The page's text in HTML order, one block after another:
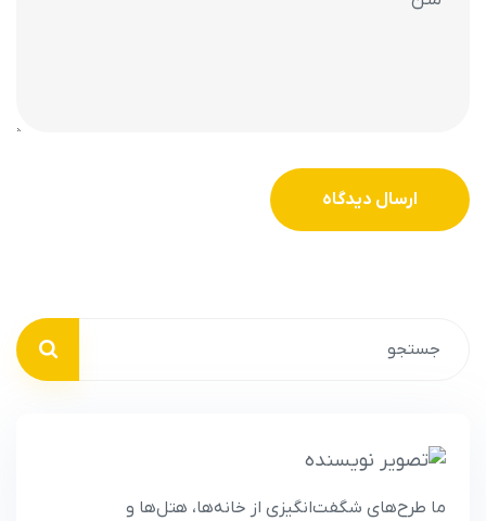
ما طرح‌های شگفت‌انگیزی از خانه‌ها، هتل‌ها و